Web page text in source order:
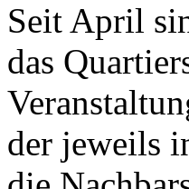
Seit April
das
der jeweils